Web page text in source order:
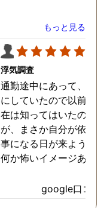
もっと見る
浮気調査
通勤途中にあって、毎日
にしていたので以前から
在は知ってはいたのです
が、まさか自分が依頼す
事になる日が来ようと
何か怖いイメージありま
応も良く、安心して相談
きました。 調査後に弁
google口コミ